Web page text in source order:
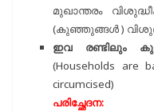
മുഖാന്തരം
(കുഞ്ഞുങ്ങൾ )
ഇവ രണ്ടിലും
(Households are
circumcised)
പരിച്ഛേദന: